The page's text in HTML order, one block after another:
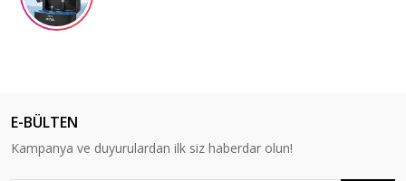
E-BÜLTEN
Kampanya ve duyurulardan ilk siz haberdar olun!